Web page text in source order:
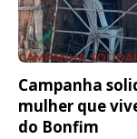
CAMPANHA
Campanha
mulher que
do Bonfim